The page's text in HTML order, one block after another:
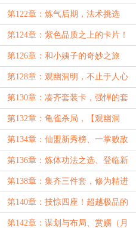
（6k字）
第122章：炼气后期，法术挑选
（6k字）
第124章：紫色品质之上的卡片！
（二合一，1w字）
第126章：和小姨子的奇妙之旅
（1w字）
第128章：观幽洞明，不止于人心
第130章：凑齐套装卡，强悍的套
装效果
第132章：龟雀杀局，【观幽洞
明】的真正用法！
第134章：仙盟新秀榜、一掌败敌
第136章：炼体功法之选、登临新
秀榜
第138章：集齐三件套，修为精进
第140章：技惊四座！超越极品的
修炼丹药
第142章：谋划与布局、赏赐（月